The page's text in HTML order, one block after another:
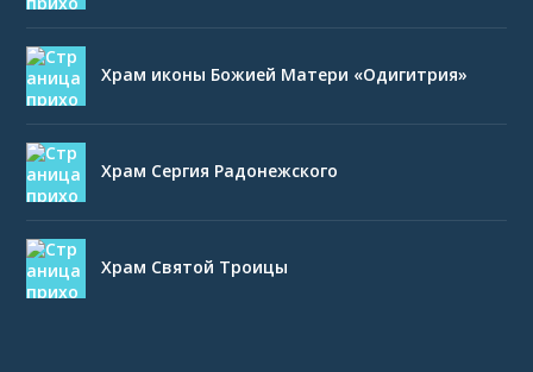
Храм иконы Божией Матери «Одигитрия»
Храм Сергия Радонежского
Храм Святой Троицы